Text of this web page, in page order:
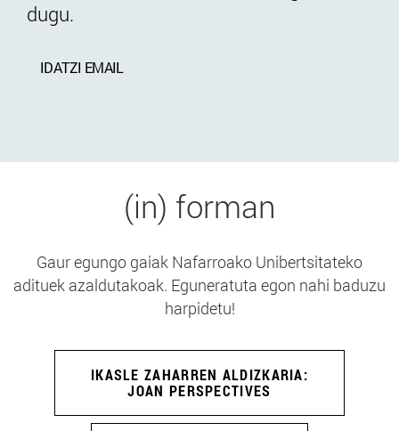
dugu.
IDATZI EMAIL
(in) forman
Gaur egungo gaiak Nafarroako Unibertsitateko
adituek azaldutakoak. Eguneratuta egon nahi baduzu
harpidetu!
IKASLE ZAHARREN ALDIZKARIA:
JOAN PERSPECTIVES